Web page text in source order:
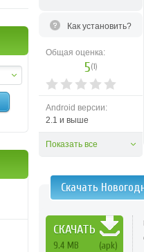
Как установить?
Общая оценка:
5(1)
Android версии:
2.1 и выше
Показать все
Скачать
СКАЧАТЬ
9.4 MB (apk)